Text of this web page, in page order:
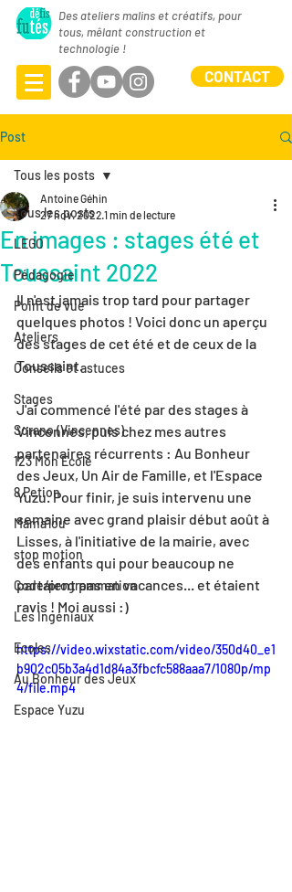
Des ateliers malins et créatifs, pour
tous, mêlant construction et
technologie !
CONTACT
Post
Tous les posts
LEGO
Pédagogie
Point de vue
Ateliers
Conseils et astuces
Stages
Sorano (Vincennes)
123 Mon Ecole
8 Petion
Mama'lou
stop motion
Code/programmation
Les Ingéniaux
Ecoles
Au Bonheur des Jeux
Espace Yuzu
Tous les posts
En images : stages été et
Toussaint 2022
Antoine Géhin
27 nov. 2022 1 min de lecture
Il n'est jamais trop tard pour partager
quelques photos ! Voici donc un aperçu
des stages de cet été et de ceux de la
Toussaint.
J'ai commencé l'été par des stages à
Vincennes, puis chez mes autres
partenaires récurrents : Au Bonheur
des Jeux, Un Air de Famille, et l'Espace
Yuzu. Pour finir, je suis intervenu une
semaine avec grand plaisir début août à
Lisses, à l'initiative de la mairie, avec
des enfants qui pour beaucoup ne
partaient pas en vacances... et étaient
ravis ! Moi aussi :)
https://video.wixstatic.com/video/350d40_e1
b902c05b3a4d1d84a3fbcfc588aaa7/1080p/mp
4/file.mp4